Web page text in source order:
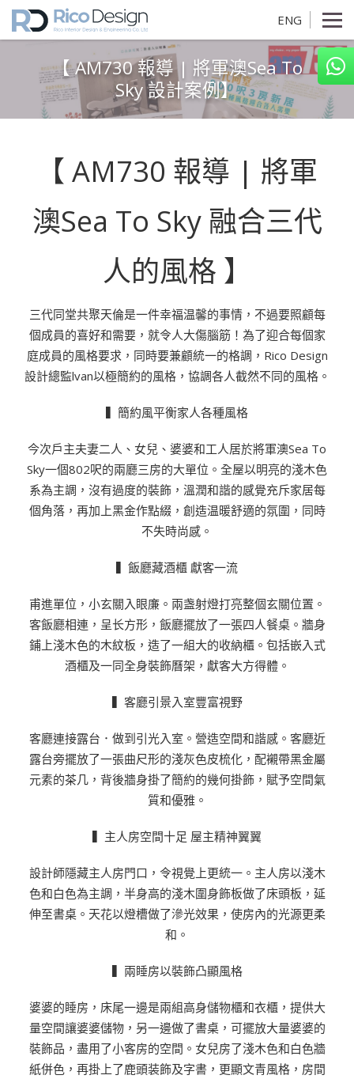
ENG
【 AM730 報導 | 將軍澳Sea To
Sky 設計案例】
【 AM730 報導 | 將軍
澳Sea To Sky 融合三代
人的風格 】
三代同堂共聚天倫是一件幸福温馨的事情，不過要照顧每
個成員的喜好和需要，就令人大傷腦筋！為了迎合每個家
庭成員的風格要求，同時要兼顧統一的格調，Rico Design
設計總監lvan以極簡約的風格，協調各人截然不同的風格。
▍簡約風平衡家人各種風格
今次戶主夫妻二人、女兒、婆婆和工人居於將軍澳Sea To
Sky一個802呎的兩廳三房的大單位。全屋以明亮的淺木色
系為主調，沒有過度的裝飾，溫潤和諧的感覺充斥家居每
個角落，再加上黑金作點綴，創造温暖舒適的氛圍，同時
不失時尚感。
▍飯廳藏酒櫃 獻客一流
甫進單位，小玄關入眼廉。兩盏射燈打亮整個玄關位置。
客飯廳相連，呈长方形，飯廳擺放了一張四人餐桌。牆身
鋪上淺木色的木紋板，造了一組大的收納櫃。包括嵌入式
酒櫃及一同全身裝飾曆架，獻客大方得體。
▍客廳引景入室豐富視野
客廳連接露台．做到引光入室。營造空間和諧感。客廳近
露台旁擺放了一張曲尺形的淺灰色皮梳化，配襯帶黑金屬
元素的茶几，背後牆身掛了簡約的幾何掛飾，賦予空間氣
質和優雅。
▍主人房空間十足 屋主精神翼翼
設計師隱藏主人房門口，令視覺上更統一。主人房以淺木
色和白色為主調，半身高的淺木圍身飾板做了床頭板，延
伸至書桌。天花以燈槽做了滲光效果，使房內的光源更柔
和。
▍兩睡房以裝飾凸顯風格
婆婆的睡房，床尾一邊是兩組高身儲物櫃和衣櫃，提供大
量空間讓婆婆儲物，另一邊做了書桌，可擺放大量婆婆的
裝飾品，盡用了小客房的空間。女兒房了淺木色和白色牆
紙併色，再掛上了鹿頭装飾及字書，更顯文青風格，房間